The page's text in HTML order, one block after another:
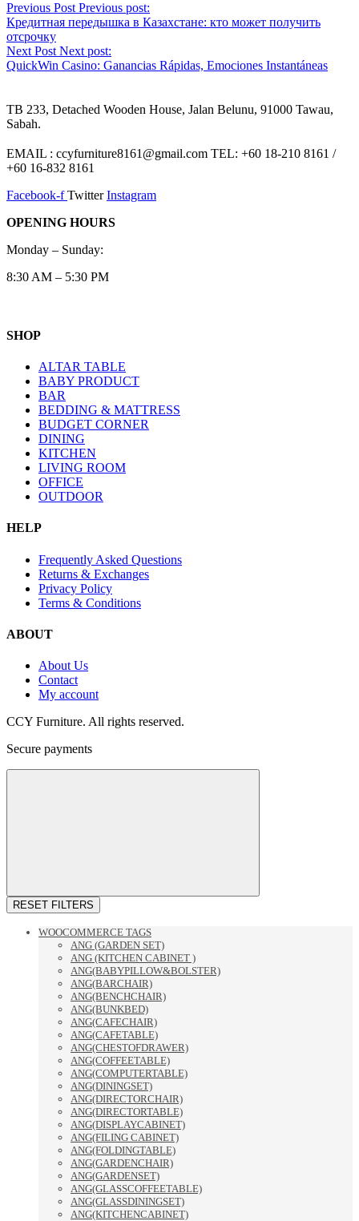
Previous Post Previous post:
Кредитная передышка в Казахстане: кто может получить
отсрочку
Next Post Next post:
QuickWin Casino: Ganancias Rápidas, Emociones Instantáneas
TB 233, Detached Wooden House, Jalan Belunu, 91000 Tawau,
Sabah.
EMAIL : ccyfurniture8161@gmail.com TEL: +60 18-210 8161 /
+60 16-832 8161
Facebook-f Twitter Instagram
OPENING HOURS
Monday – Sunday:
8:30 AM – 5:30 PM
SHOP
ALTAR TABLE
BABY PRODUCT
BAR
BEDDING & MATTRESS
BUDGET CORNER
DINING
KITCHEN
LIVING ROOM
OFFICE
OUTDOOR
HELP
Frequently Asked Questions
Returns & Exchanges
Privacy Policy
Terms & Conditions
ABOUT
About Us
Contact
My account
CCY Furniture. All rights reserved.
Secure payments
RESET FILTERS
WOOCOMMERCE TAGS
ANG (GARDEN SET)
ANG (KITCHEN CABINET )
ANG(BABYPILLOW&BOLSTER)
ANG(BARCHAIR)
ANG(BENCHCHAIR)
ANG(BUNKBED)
ANG(CAFECHAIR)
ANG(CAFETABLE)
ANG(CHESTOFDRAWER)
ANG(COFFEETABLE)
ANG(COMPUTERTABLE)
ANG(DININGSET)
ANG(DIRECTORCHAIR)
ANG(DIRECTORTABLE)
ANG(DISPLAYCABINET)
ANG(FILING CABINET)
ANG(FOLDINGTABLE)
ANG(GARDENCHAIR)
ANG(GARDENSET)
ANG(GLASSCOFFEETABLE)
ANG(GLASSDININGSET)
ANG(KITCHENCABINET)